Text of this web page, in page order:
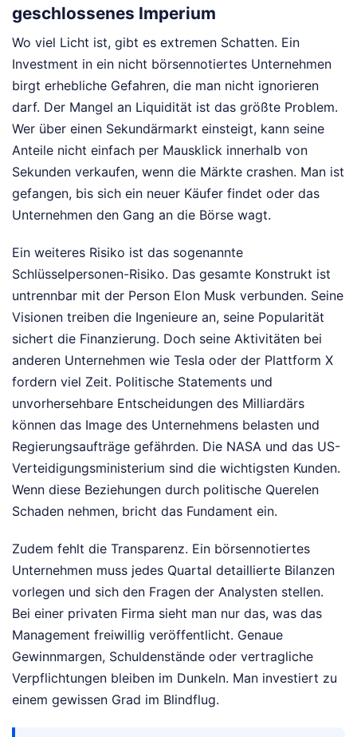
geschlossenes Imperium
Wo viel Licht ist, gibt es extremen Schatten. Ein
Investment in ein nicht börsennotiertes Unternehmen
birgt erhebliche Gefahren, die man nicht ignorieren
darf. Der Mangel an Liquidität ist das größte Problem.
Wer über einen Sekundärmarkt einsteigt, kann seine
Anteile nicht einfach per Mausklick innerhalb von
Sekunden verkaufen, wenn die Märkte crashen. Man ist
gefangen, bis sich ein neuer Käufer findet oder das
Unternehmen den Gang an die Börse wagt.
Ein weiteres Risiko ist das sogenannte
Schlüsselpersonen-Risiko. Das gesamte Konstrukt ist
untrennbar mit der Person Elon Musk verbunden. Seine
Visionen treiben die Ingenieure an, seine Popularität
sichert die Finanzierung. Doch seine Aktivitäten bei
anderen Unternehmen wie Tesla oder der Plattform X
fordern viel Zeit. Politische Statements und
unvorhersehbare Entscheidungen des Milliardärs
können das Image des Unternehmens belasten und
Regierungsaufträge gefährden. Die NASA und das US-
Verteidigungsministerium sind die wichtigsten Kunden.
Wenn diese Beziehungen durch politische Querelen
Schaden nehmen, bricht das Fundament ein.
Zudem fehlt die Transparenz. Ein börsennotiertes
Unternehmen muss jedes Quartal detaillierte Bilanzen
vorlegen und sich den Fragen der Analysten stellen.
Bei einer privaten Firma sieht man nur das, was das
Management freiwillig veröffentlicht. Genaue
Gewinnmargen, Schuldenstände oder vertragliche
Verpflichtungen bleiben im Dunkeln. Man investiert zu
einem gewissen Grad im Blindflug.